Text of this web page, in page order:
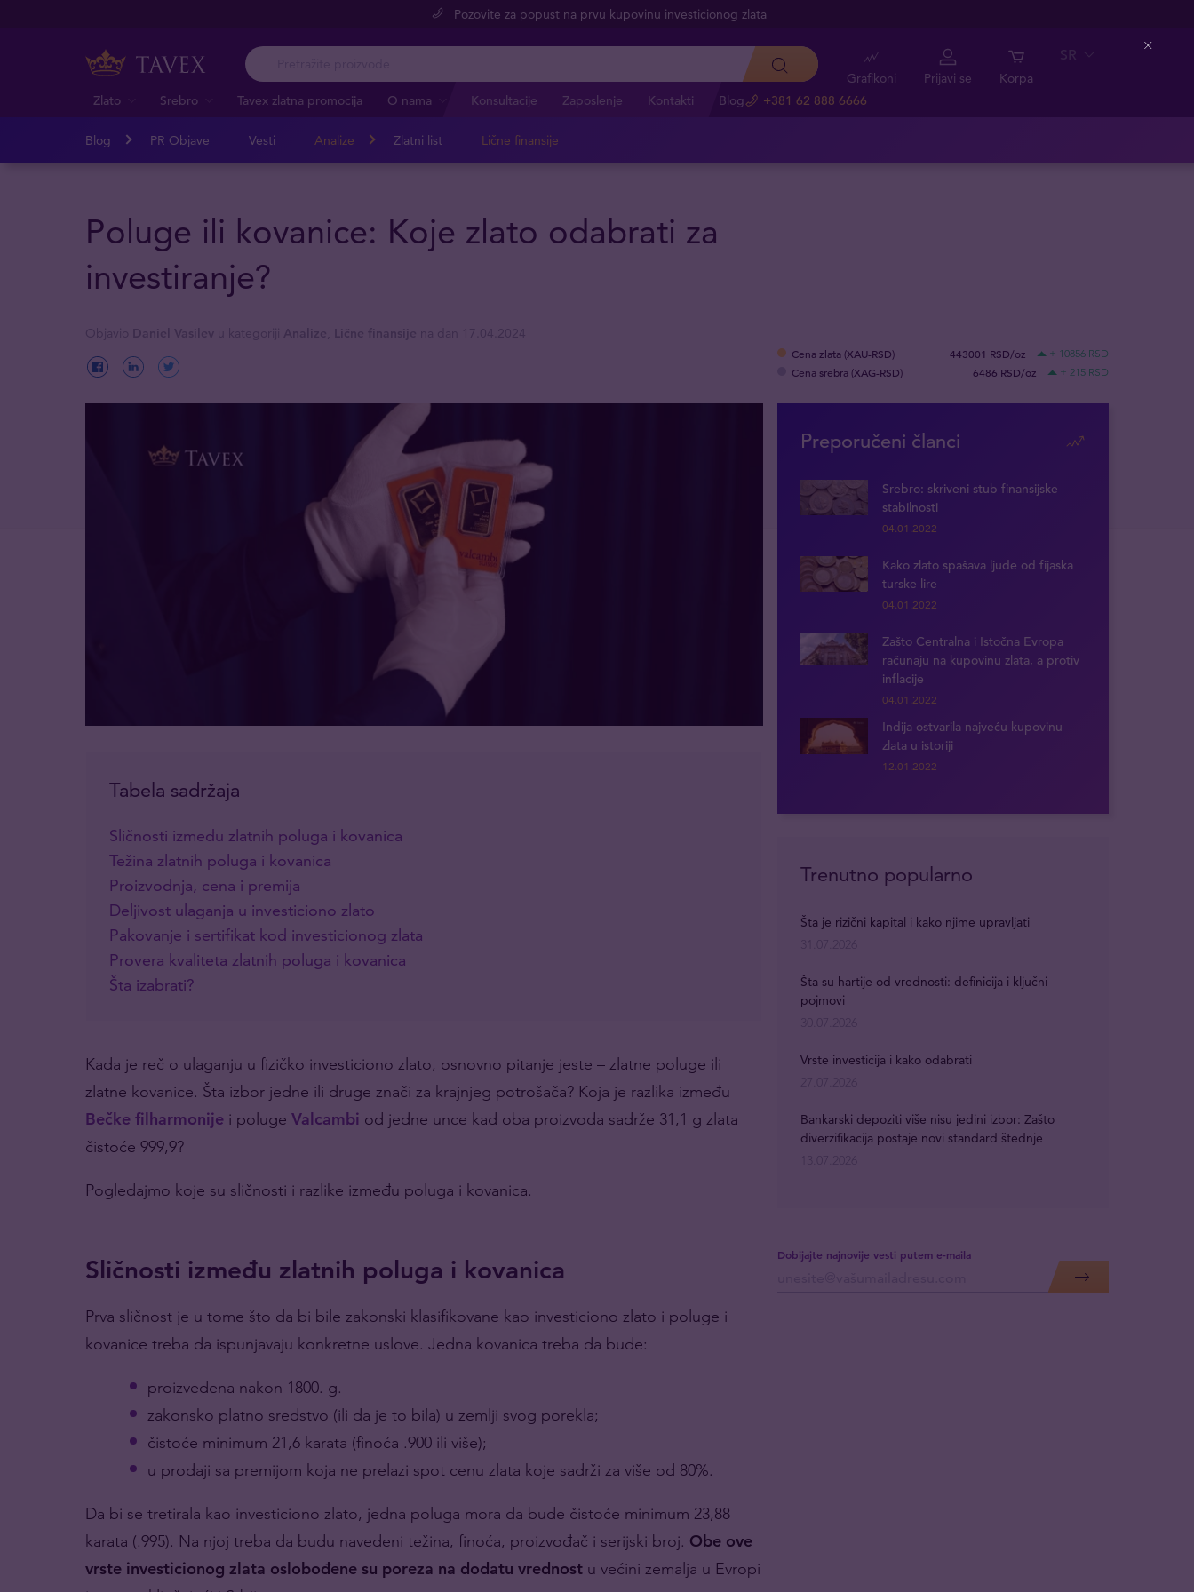
Pozovite za popust na prvu kupovinu investicionog zlata
Zlato Srebro Tavex zlatna promocija O nama Konsultacije Zaposlenje Kontakti Blog +381 62 888 6666
Grafikoni Prijavi se Korpa
SR
Blog PR Objave Vesti Analize Zlatni list Lične finansije
Poluge ili kovanice: Koje zlato odabrati za
investiranje?
Cena zlata (XAU-RSD) 443001 RSD/oz + 10856 RSD
Cena srebra (XAG-RSD) 6486 RSD/oz + 215 RSD
Tabela sadržaja
Sličnosti između zlatnih poluga i kovanica
Težina zlatnih poluga i kovanica
Proizvodnja, cena i premija
Deljivost ulaganja u investiciono zlato
Pakovanje i sertifikat kod investicionog zlata
Provera kvaliteta zlatnih poluga i kovanica
Šta izabrati?
Kada je reč o ulaganju u fizičko investiciono zlato, osnovno pitanje jeste – zlatne poluge ili
zlatne kovanice. Šta izbor jedne ili druge znači za krajnjeg potrošača? Koja je razlika između
Bečke filharmonije i poluge Valcambi od jedne unce kad oba proizvoda sadrže 31,1 g zlata
čistoće 999,9?
Pogledajmo koje su sličnosti i razlike između poluga i kovanica.
Sličnosti između zlatnih poluga i kovanica
Prva sličnost je u tome što da bi bile zakonski klasifikovane kao investiciono zlato i poluge i
kovanice treba da ispunjavaju konkretne uslove. Jedna kovanica treba da bude:
proizvedena nakon 1800. g.
zakonsko platno sredstvo (ili da je to bila) u zemlji svog porekla;
čistoće minimum 21,6 karata (finoća .900 ili više);
u prodaji sa premijom koja ne prelazi spot cenu zlata koje sadrži za više od 80%.
Da bi se tretirala kao investiciono zlato, jedna poluga mora da bude čistoće minimum 23,88
karata (.995). Na njoj treba da budu navedeni težina, finoća, proizvođač i serijski broj. Obe ove
vrste investicionog zlata oslobođene su poreza na dodatu vrednost u većini zemalja u Evropi
Preporučeni članci
Srebro: skriveni stub finansijske
stabilnosti
04.01.2022
Kako zlato spašava ljude od fijaska
turske lire
04.01.2022
Zašto Centralna i Istočna Evropa
računaju na kupovinu zlata, a protiv
inflacije
04.01.2022
Indija ostvarila najveću kupovinu
zlata u istoriji
12.01.2022
Dobijajte najnovije vesti putem e-maila
Trenutno popularno
Šta je rizični kapital i kako njime upravljati
Šta su hartije od vrednosti: definicija i ključni
pojmovi
Vrste investicija i kako odabrati
Bankarski depoziti više nisu jedini izbor: Zašto
diverzifikacija postaje novi standard štednje
Close